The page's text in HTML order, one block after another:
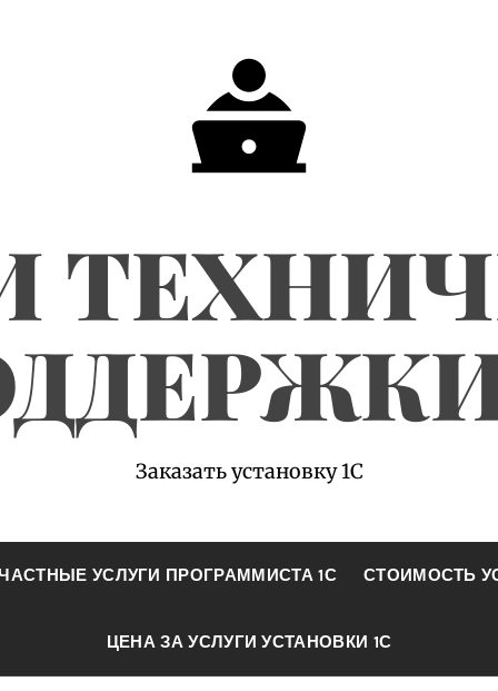
Заказать установку 1С
УСЛУГИ ПРОГРАММИСТА 1С СТОИМОСТЬ
ЦЕНА ЗА УСЛУГИ УСТАНОВКИ 1С